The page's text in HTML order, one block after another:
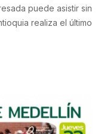
puede asistir sin
realiza el último